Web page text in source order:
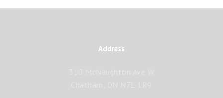
Address